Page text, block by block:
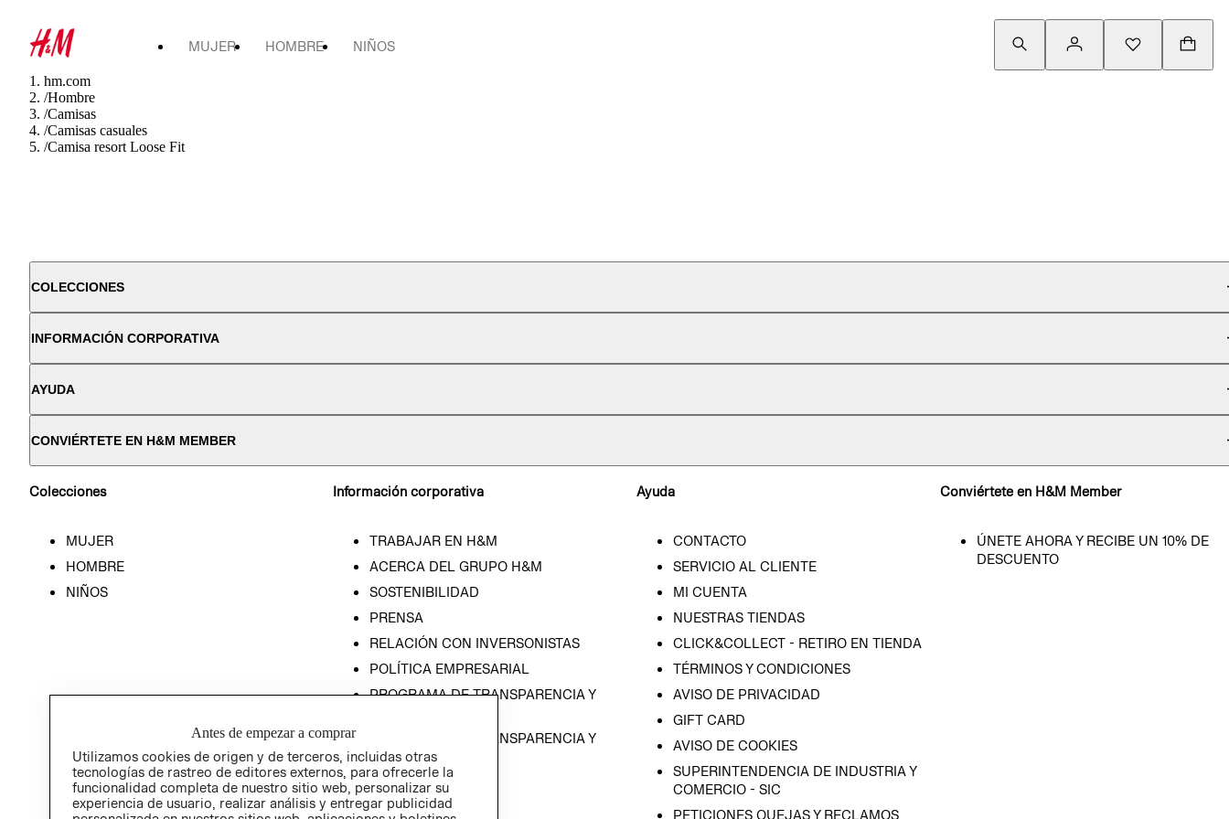
MUJER HOMBRE NIÑOS
hm.com
/Hombre
/Camisas
/Camisas casuales
/Camisa resort Loose Fit
COLECCIONES
INFORMACIÓN CORPORATIVA
AYUDA
CONVIÉRTETE EN H&M MEMBER
Colecciones
MUJER
HOMBRE
NIÑOS
Información corporativa
TRABAJAR EN H&M
ACERCA DEL GRUPO H&M
SOSTENIBILIDAD
PRENSA
RELACIÓN CON INVERSONISTAS
POLÍTICA EMPRESARIAL
PROGRAMA DE TRANSPARENCIA Y
PROGRAMA DE TRANSPARENCIA Y
ÉTICA (INGLÉS)
Ayuda
CONTACTO
SERVICIO AL CLIENTE
MI CUENTA
NUESTRAS TIENDAS
CLICK&COLLECT - RETIRO EN TIENDA
TÉRMINOS Y CONDICIONES
AVISO DE PRIVACIDAD
GIFT CARD
AVISO DE COOKIES
SUPERINTENDENCIA DE INDUSTRIA Y
COMERCIO - SIC
PETICIONES QUEJAS Y RECLAMOS
Conviértete en H&M Member
ÚNETE AHORA Y RECIBE UN 10% DE
DESCUENTO
Antes de empezar a comprar
Utilizamos cookies de origen y de terceros, incluidas otras
tecnologías de rastreo de editores externos, para ofrecerle la
funcionalidad completa de nuestro sitio web, personalizar su
experiencia de usuario, realizar análisis y entregar publicidad